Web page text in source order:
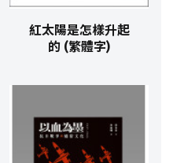
紅太陽是怎樣升起
的 (繁體字)